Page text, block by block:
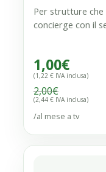
Per strutture
concierge con il
1,00€
(1,22 € IVA inclusa)
2,00€
(2,44 € IVA inclusa)
/al mese a tv